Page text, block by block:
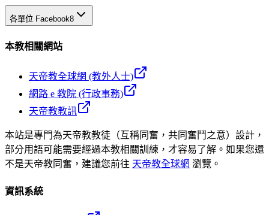
各單位 Facebook8
本教相關網站
天帝教全球網 (教外人士)
網路 e 教院 (行政事務)
天帝教教訊
本站是專門為天帝教教徒（互稱同奮，共同奮鬥之意）設計，
部分用語可能需要經過本教相關訓練，才容易了解。如果您還
不是天帝教同奮，建議您前往 天帝教全球網 瀏覽。
資訊系統